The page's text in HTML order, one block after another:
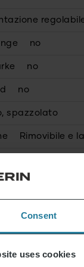
Consent
uses cookies
no
no
no
spazzolato
Rimovibile e
mm)